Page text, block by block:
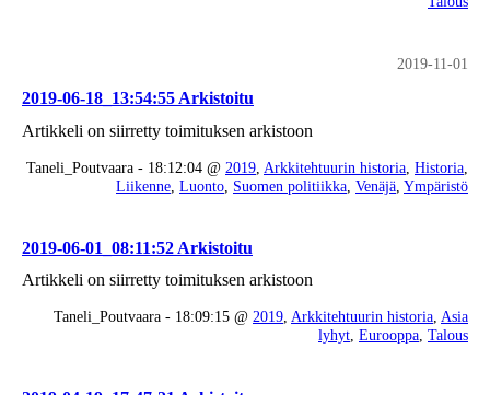
2019-11-01
2019-06-18_13:54:55 Arkistoitu
Artikkeli on siirretty toimituksen arkistoon
Taneli_Poutvaara - 18:12:04 @ 2019 Arkkitehtuurin historia Historia
Liikenne Luonto Suomen politiikka Venäjä Ympäristö
2019-06-01_08:11:52 Arkistoitu
Artikkeli on siirretty toimituksen arkistoon
Taneli_Poutvaara - 18:09:15 @ 2019, Arkkitehtuurin historia, Asia
lyhyt, Eurooppa, Talous